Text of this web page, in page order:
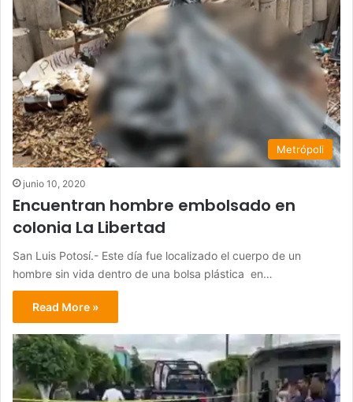
Metrópoli
junio 10, 2020
Encuentran hombre embolsado en
colonia La Libertad
San Luis Potosí.- Este día fue localizado el cuerpo de un
hombre sin vida dentro de una bolsa plástica en…
Read More »